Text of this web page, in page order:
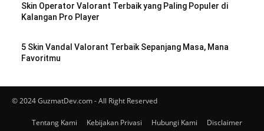
Skin Operator Valorant Terbaik yang Paling Populer di
Kalangan Pro Player
5 Skin Vandal Valorant Terbaik Sepanjang Masa, Mana
Favoritmu
© 2024 GuzmatDev.com - All Right Reserved
Tentang Kami Kebijakan Privasi Hubungi Kami Disclaimer